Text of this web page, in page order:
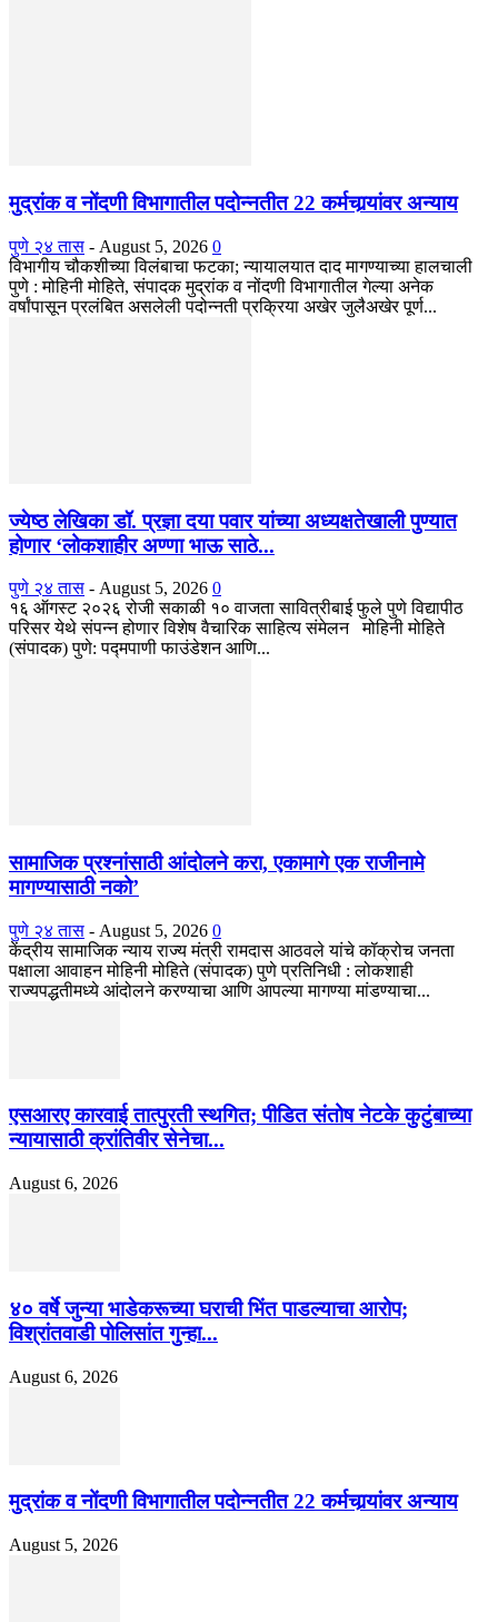
मुद्रांक व नोंदणी विभागातील पदोन्नतीत 22 कर्मचार्‍यांवर अन्याय
पुणे २४ तास - August 5, 2026 0
विभागीय चौकशीच्या विलंबाचा फटका; न्यायालयात दाद मागण्याच्या हालचाली
पुणे : मोहिनी मोहिते, संपादक मुद्रांक व नोंदणी विभागातील गेल्या अनेक
वर्षांपासून प्रलंबित असलेली पदोन्नती प्रक्रिया अखेर जुलैअखेर पूर्ण...
ज्येष्ठ लेखिका डॉ. प्रज्ञा दया पवार यांच्या अध्यक्षतेखाली पुण्यात
होणार ‘लोकशाहीर अण्णा भाऊ साठे...
पुणे २४ तास - August 5, 2026 0
१६ ऑगस्ट २०२६ रोजी सकाळी १० वाजता सावित्रीबाई फुले पुणे विद्यापीठ
परिसर येथे संपन्न होणार विशेष वैचारिक साहित्य संमेलन मोहिनी मोहिते
(संपादक) पुणे: पद्मपाणी फाउंडेशन आणि...
सामाजिक प्रश्नांसाठी आंदोलने करा, एकामागे एक राजीनामे
मागण्यासाठी नको’
पुणे २४ तास - August 5, 2026 0
केंद्रीय सामाजिक न्याय राज्य मंत्री रामदास आठवले यांचे कॉक्रोच जनता
पक्षाला आवाहन मोहिनी मोहिते (संपादक) पुणे प्रतिनिधी : लोकशाही
राज्यपद्धतीमध्ये आंदोलने करण्याचा आणि आपल्या मागण्या मांडण्याचा...
एसआरए कारवाई तात्पुरती स्थगित; पीडित संतोष नेटके कुटुंबाच्या
न्यायासाठी क्रांतिवीर सेनेचा...
August 6, 2026
४० वर्षे जुन्या भाडेकरूच्या घराची भिंत पाडल्याचा आरोप;
विश्रांतवाडी पोलिसांत गुन्हा...
August 6, 2026
मुद्रांक व नोंदणी विभागातील पदोन्नतीत 22 कर्मचार्‍यांवर अन्याय
August 5, 2026